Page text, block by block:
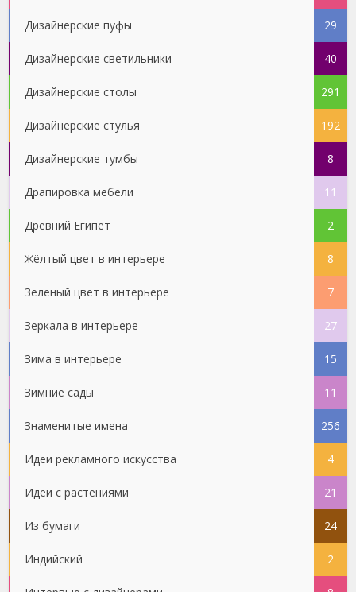
Дизайнерские пуфы 29
Дизайнерские светильники 40
Дизайнерские столы 291
Дизайнерские стулья 192
Дизайнерские тумбы 8
Драпировка мебели 11
Древний Египет 2
Жёлтый цвет в интерьере 8
Зеленый цвет в интерьере 7
Зеркала в интерьере 27
Зима в интерьере 15
Зимние сады 11
Знаменитые имена 256
Идеи рекламного искусства 4
Идеи с растениями 21
Из бумаги 24
Индийский 2